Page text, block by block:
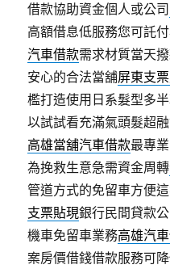
借款協助資金個人或公司
高額借息低服務您可託
汽車借款需求材質當天
安心的合法當舖屏東支
檻打造使用日系髮型多
以試試看充滿氣頭髮超
高雄當舖汽車借款最專
為挽救生意急需資金周轉
管道方式的免留車方便
支票貼現銀行民間貸款
機車免留車業務高雄汽
案房價借錢借款服務可